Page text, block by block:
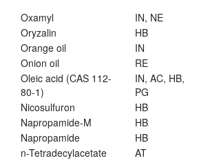
Oxamyl
IN, NE
Oryzalin
HB
Orange oil
IN
Onion oil
RE
Oleic acid (CAS 112-
80-1)
IN, AC, HB,
PG
Nicosulfuron
HB
Napropamide-M
HB
Napropamide
HB
n-Tetradecylacetate
AT